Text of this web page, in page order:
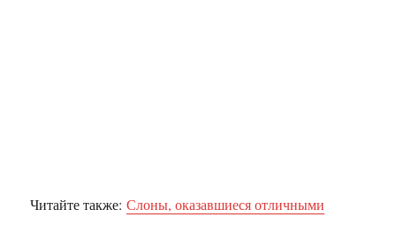
Читайте также:Слоны, оказавшиеся отличными